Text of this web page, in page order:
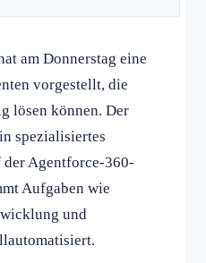
am Donnerstag eine
vorgestellt, die
lösen können. Der
spezialisiertes
Agentforce-360-
Aufgaben wie
und